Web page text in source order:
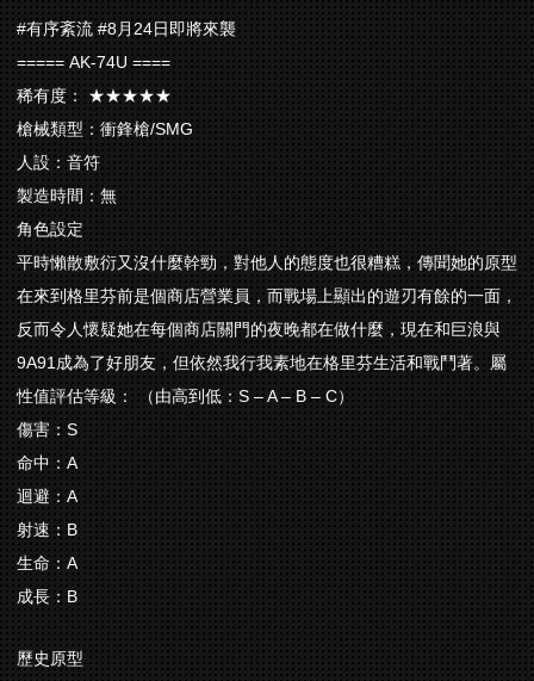
#有序紊流 #8月24日即將來襲
===== AK-74U ====
稀有度： ★★★★★
槍械類型：衝鋒槍/SMG
人設：音符
製造時間：無
角色設定
平時懶散敷衍又沒什麼幹勁，對他人的態度也很糟糕，傳聞她的原型
在來到格里芬前是個商店營業員，而戰場上顯出的遊刃有餘的一面，
反而令人懷疑她在每個商店關門的夜晚都在做什麼，現在和巨浪與
9A91成為了好朋友，但依然我行我素地在格里芬生活和戰鬥著。 屬
性值評估等級： （由高到低：S – A – B – C）
傷害：S
命中：A
迴避：A
射速：B
生命：A
成長：B
歷史原型